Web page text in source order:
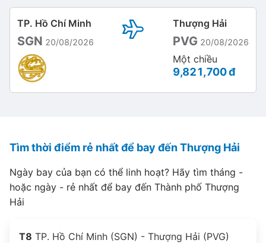
TP. Hồ Chí Minh
SGN 20/08/2026
Thượng Hải
PVG 20/08/2026
Một chiều
9,821,700 đ
Tìm thời điểm rẻ nhất để bay đến Thượng Hải
Ngày bay của bạn có thể linh hoạt? Hãy tìm tháng -
hoặc ngày - rẻ nhất để bay đến Thành phố Thượng
Hải
T8 TP. Hồ Chí Minh (SGN) - Thượng Hải (PVG)